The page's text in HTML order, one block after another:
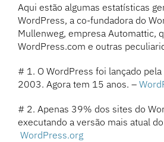
Aqui estão algumas estatísticas
WordPress, a co-fundadora do
Mullenweg, empresa Automattic,
WordPress.com e outras
# 1. O WordPress foi lançado
2003. Agora tem 15 anos. –
# 2. Apenas 39% dos sites do
executando a versão mais atual
WordPress.org